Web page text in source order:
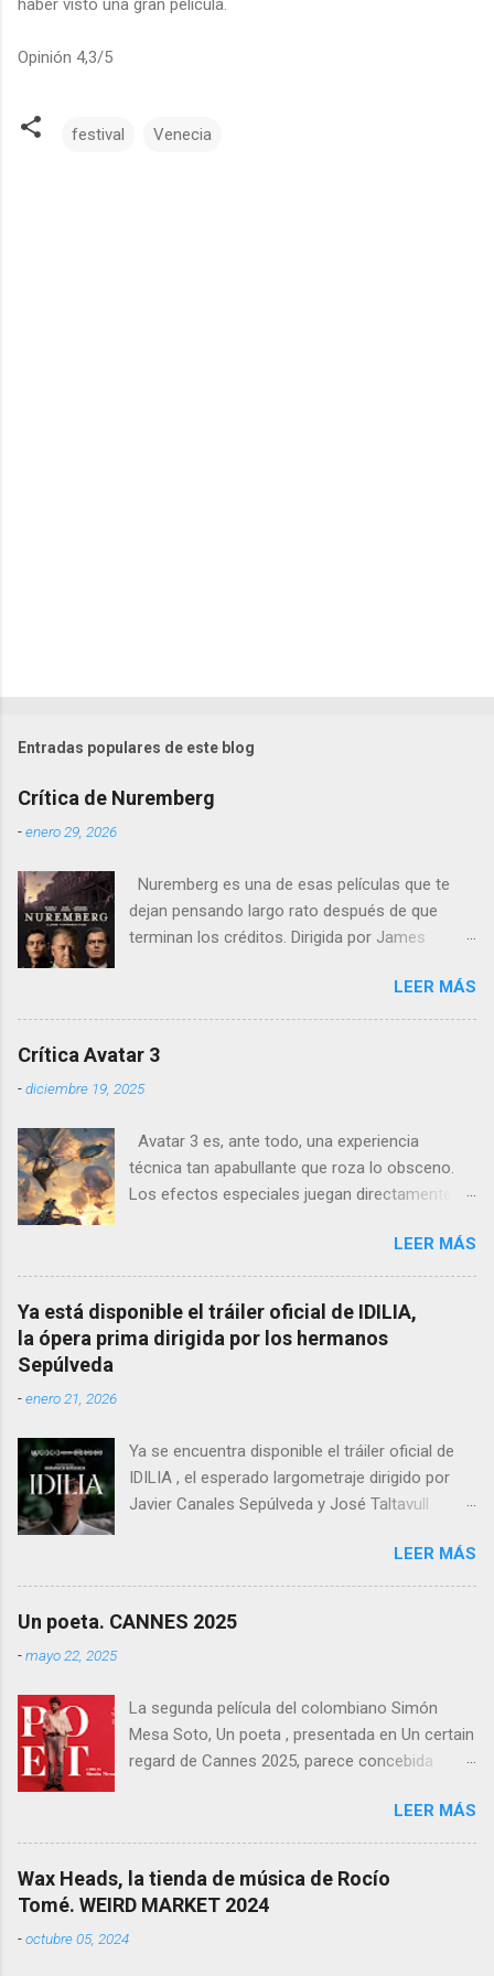
haber visto una gran película.
Opinión 4,3/5
festival Venecia
Entradas populares de este blog
Crítica de Nuremberg
-enero 29, 2026
Nuremberg es una de esas películas que te
dejan pensando largo rato después de que
terminan los créditos. Dirigida por James
psicológico se sumerge en los juicios de
Núremberg tras la Segunda Guerra Mundial ,
pero no se limita a recrear eventos judiciales.
entre un psiquiatra estadounidense y uno de
LEER MÁS
Crítica Avatar 3
-diciembre 19, 2025
Avatar 3 es, ante todo, una experiencia
técnica tan apabullante que roza lo obsceno.
Los efectos especiales juegan directamente en
otras películas, es que directamente parecen
inalcanzables para el resto del cine mundial
durante los próximos diez años. Todo es
perfecto, fluido, bello, imposible. Cameron
vuelve a demostrar que, si el cine fuera solo
LEER MÁS
Ya está disponible el tráiler oficial de IDILIA,
la ópera prima dirigida por los hermanos
Sepúlveda
-enero 21, 2026
Ya se encuentra disponible el tráiler oficial de
IDILIA , el esperado largometraje dirigido por
Javier Canales Sepúlveda y José Taltavull
próximo 27 de febrero . Tras un destacado
recorrido por festivales nacionales e
internacionales, la película se ha consolidado
LEER MÁS
Un poeta. CANNES 2025
-mayo 22, 2025
La segunda película del colombiano Simón
Mesa Soto, Un poeta , presentada en Un certain
regard de Cannes 2025, parece concebida
sobre la creación artística, la decadencia
masculina, y la supuesta trascendencia de la
poesía en un mundo que no la necesita. Sin
embargo, lo que podía haber sido un retrato
LEER MÁS
Wax Heads, la tienda de música de Rocío
Tomé. WEIRD MARKET 2024
-octubre 05, 2024